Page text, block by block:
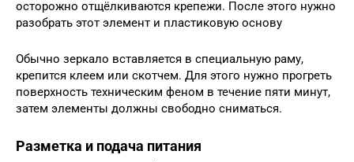
осторожно отщёлкиваются крепежи. После этого нужно
разобрать этот элемент и пластиковую основу
Обычно зеркало вставляется в специальную раму,
крепится клеем или скотчем. Для этого нужно прогреть
поверхность техническим феном в течение пяти минут,
затем элементы должны свободно сниматься.
Разметка и подача питания